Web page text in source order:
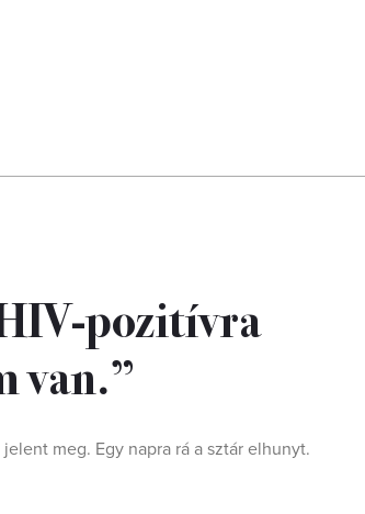
pozitívra
van.”
meg. Egy napra rá a sztár elhunyt.